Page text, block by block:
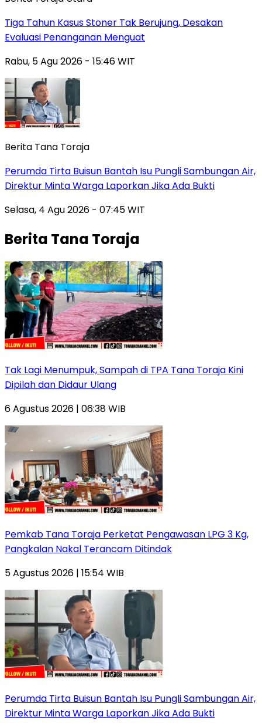
Tiga Tahun Kasus Stoner Tak Berujung, Desakan
Evaluasi Penanganan Menguat
Rabu, 5 Agu 2026 - 15:46 WIT
Berita Tana Toraja
Perumda Tirta Buisun Bantah Isu Pungli Sambungan Air,
Direktur Minta Warga Laporkan Jika Ada Bukti
Selasa, 4 Agu 2026 - 07:45 WIT
Berita Tana Toraja
Tak Lagi Menumpuk, Sampah di TPA Tana Toraja Kini
Dipilah dan Didaur Ulang
6 Agustus 2026 | 06:38 WIB
Pemkab Tana Toraja Perketat Pengawasan LPG 3 Kg,
Pangkalan Nakal Terancam Ditindak
5 Agustus 2026 | 15:54 WIB
Perumda Tirta Buisun Bantah Isu Pungli Sambungan Air,
Direktur Minta Warga Laporkan Jika Ada Bukti